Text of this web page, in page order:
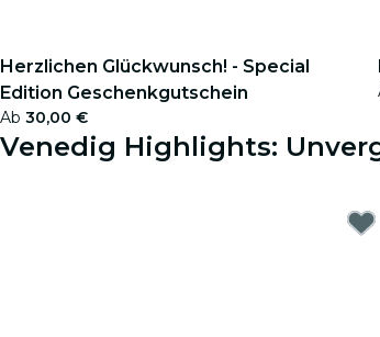
Herzlichen Glückwunsch! - Special
Edition Geschenkgutschein
Ab 30,00 €
Venedig Highlights: